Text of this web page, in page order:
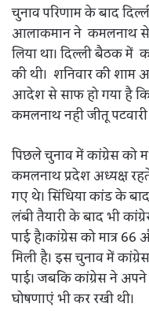
चुनाव परिणाम के बाद
आलाकमान ने कमलनाथ से
लिया था। दिल्ली बैठक
की थी। शनिवार की
आदेश से साफ हो गया है
कमलनाथ नही जीतू
पिछले चुनाव में कांग्रेस को
कमलनाथ प्रदेश अध्यक्ष
गए थे। सिंधिया कांड के
लंबी तैयारी के बाद भी
पाई है।कांग्रेस को मात्र
मिली है। इस चुनाव में
पाई। जबकि कांग्रेस ने
घोषणाएं भी कर रखी थी।